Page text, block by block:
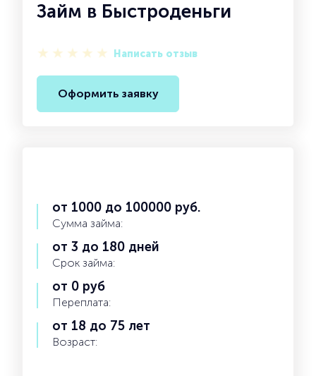
Займ в Быстроденьги
Написать отзыв
Оформить заявку
от 1000 до 100000 руб.
Сумма займа:
от 3 до 180 дней
Срок займа:
от 0 руб
Переплата:
от 18 до 75 лет
Возраст: